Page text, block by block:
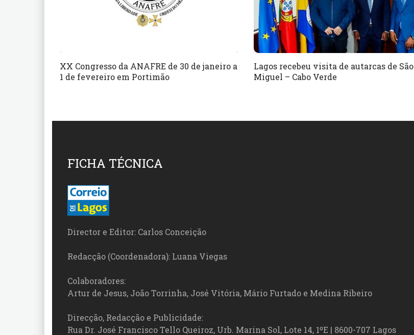
XX Congresso da ANAFRE de 30 de janeiro a
1 de fevereiro em Portimão
Lagos recebeu visita de autarcas de São
Miguel – Cabo Verde
FICHA TÉCNICA
Director e Editor: Carlos Conceição
Redacção (Coordenadora): Luana Viegas
Colaboradores:
Artur de Jesus, João Torrinha, José Vitória, Mário Furtado e Medina Ribeiro
Direcção, Redacção e Publicidade:
Rua Dr. José Francisco Tello Queiroz, Urb. Marina Sol, Lote 14, 1ºE | 8600-707 Lagos